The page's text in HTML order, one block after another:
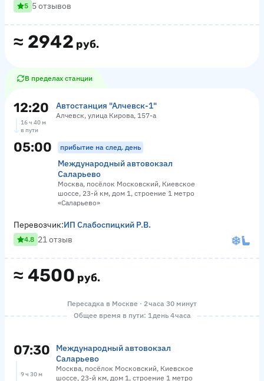
≈ 2942 руб.
5 5 отзывов
В пределах станции
12:20 Автостанция "Алчевск-1"
Алчевск, улица Кирова, 157-а
16 ч 40 м
в пути
05:00 прибытие на след. день
Международный автовокзал
Саларьево
Москва, посёлок Московский, Киевское
шоссе, 23-й км, дом 1, строение 1 метро
«Саларьево»
≈ 4500 руб.
Перевозчик:ИП Слабоспицкий Р.В.
4.8 21 отзыв
Пересадка в Москве · 2 часа 30 минут
Общее время в пути: 1 день 4 часа
07:30
Международный автовокзал
Саларьево
Москва, посёлок Московский, Киевское
шоссе, 23-й км, дом 1, строение 1 метро
9 ч 30 м